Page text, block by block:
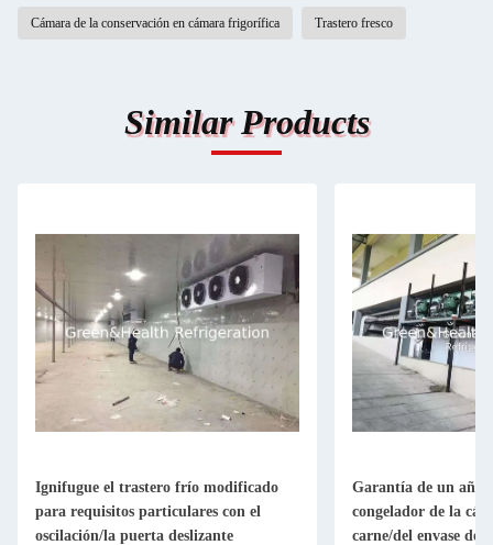
Cámara de la conservación en cámara frigorífica Trastero fresco
Similar Products
Ignifugue el trastero frío modificado
para requisitos particulares con el
oscilación/la puerta deslizante
Garantía de un año
congelador de la
carne/del envase del